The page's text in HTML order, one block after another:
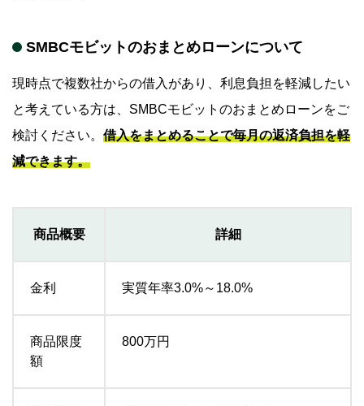
SMBCモビットのおまとめローンについて
現時点で複数社からの借入があり、利息負担を軽減したい
と考えている方は、SMBCモビットのおまとめローンをご
検討ください。 借入をまとめることで毎月の返済負担を軽
減できます。
商品概要 詳細
金利 実質年率3.0%～18.0%
商品限度
額
800万円